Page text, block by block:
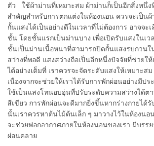
ตัว ใช้ผ้าม่านที่เหมาะสม ผ้าม่านก็เป็นอีกสิ่งหนึ่ง
สำคัญสำหรับการตกแต่งในห้องนอน ควรจะเป็น
กั้นแสงได้เป็นอย่างดีในเวลาที่ไม่ต้องการ อาจจะ
ชั้น โดยชั้นแรกเป็นม่านบาง เพื่อเปิดรับแสงในเว
ชั้นเป็นม่านเนื้อหนาที่สามารถปิดกั้นแสงรบกวน
สว่างที่พอดี แสงสว่างถือเป็นอีกหนึ่งปัจจัยที่ช่วยใ
ได้อย่างเต็มที่ เราควรจะจัดระดับแสงให้เหมาะส
เนื่องจากจะช่วยให้เราได้รับการพักผ่อนอย่างมีป
ใช้เป็นแสงโทนอบอุ่นที่ปรับระดับความสว่างได้ต
สีเขียว การพักผ่อนจะดีมากยิ่งขึ้นหากร่างกายได้
นั้นเราควรหาต้นไม้ต้นเล็ก ๆ มาวางไว้ในห้องนอ
จะช่วยฟอกอากาศภายในห้องนอนของเรา มีบรร
ผ่อนคลาย